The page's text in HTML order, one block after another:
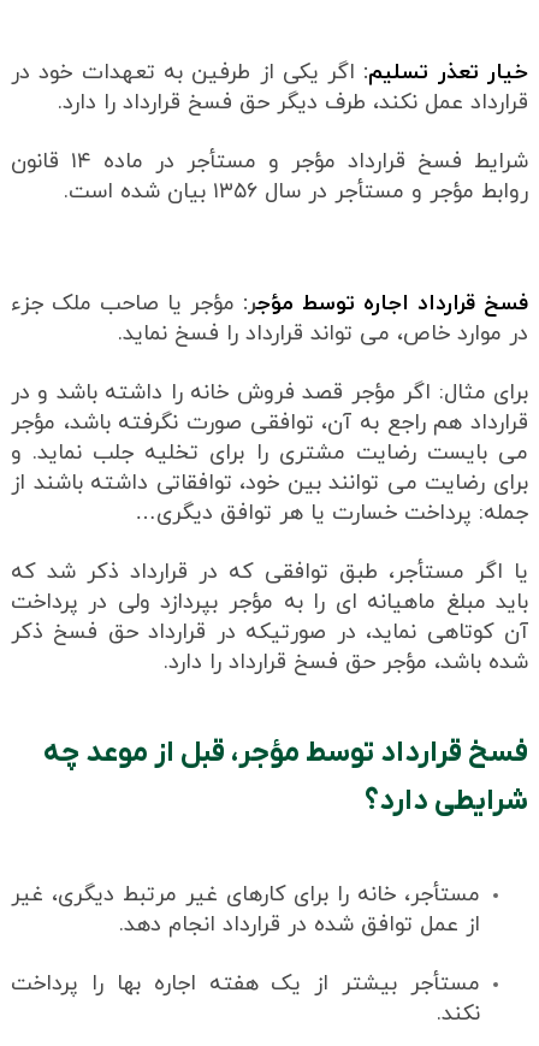
خیار تعذر تسلیم: اگر یکی از طرفین به تعهدات خود در
قرارداد عمل نکند، طرف دیگر حق فسخ قرارداد را دارد.
شرایط فسخ قرارداد مؤجر و مستأجر در ماده ۱۴ قانون
روابط مؤجر و مستأجر در سال ۱۳۵۶ بیان شده است.
فسخ قرارداد اجاره توسط مؤجر: مؤجر یا صاحب ملک جزء
در موارد خاص، می تواند قرارداد را فسخ نماید.
برای مثال: اگر مؤجر قصد فروش خانه را داشته باشد و در
قرارداد هم راجع به آن، توافقی صورت نگرفته باشد، مؤجر
می بایست رضایت مشتری را برای تخلیه جلب نماید. و
برای رضایت می توانند بین خود، توافقاتی داشته باشند از
جمله: پرداخت خسارت یا هر توافق دیگری…
یا اگر مستأجر، طبق توافقی که در قرارداد ذکر شد که
باید مبلغ ماهیانه ای را به مؤجر بپردازد ولی در پرداخت
آن کوتاهی نماید، در صورتیکه در قرارداد حق فسخ ذکر
شده باشد، مؤجر حق فسخ قرارداد را دارد.
فسخ قرارداد توسط مؤجر، قبل از موعد چه
شرایطی دارد؟
مستأجر، خانه را برای کارهای غیر مرتبط دیگری، غیر
از عمل توافق شده در قرارداد انجام دهد.
مستأجر بیشتر از یک هفته اجاره بها را پرداخت
نکند.